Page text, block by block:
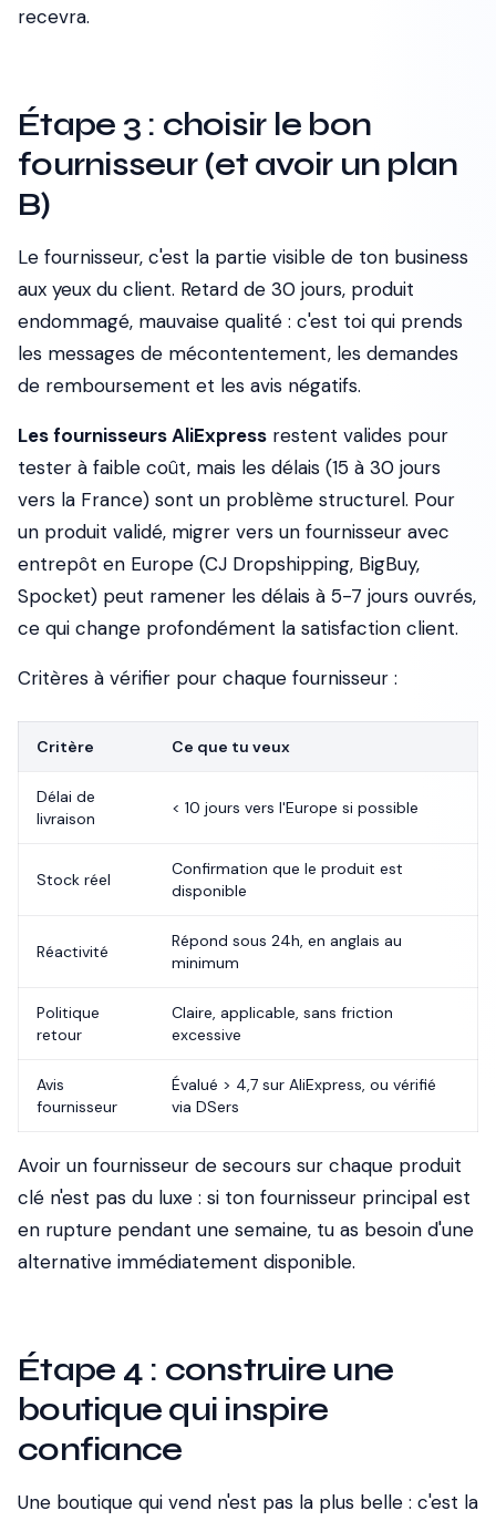
recevra.
Étape 3 : choisir le bon
fournisseur (et avoir un plan
B)
Le fournisseur, c'est la partie visible de ton business
aux yeux du client. Retard de 30 jours, produit
endommagé, mauvaise qualité : c'est toi qui prends
les messages de mécontentement, les demandes
de remboursement et les avis négatifs.
Les fournisseurs AliExpress restent valides pour
tester à faible coût, mais les délais (15 à 30 jours
vers la France) sont un problème structurel. Pour
un produit validé, migrer vers un fournisseur avec
entrepôt en Europe (CJ Dropshipping, BigBuy,
Spocket) peut ramener les délais à 5-7 jours ouvrés,
ce qui change profondément la satisfaction client.
Critères à vérifier pour chaque fournisseur :
Critère Ce que tu veux
Délai de
livraison
< 10 jours vers l'Europe si possible
Stock réel
Confirmation que le produit est
disponible
Réactivité
Répond sous 24h, en anglais au
minimum
Politique
retour
Claire, applicable, sans friction
excessive
Avis
fournisseur
Évalué > 4,7 sur AliExpress, ou vérifié
via DSers
Avoir un fournisseur de secours sur chaque produit
clé n'est pas du luxe : si ton fournisseur principal est
en rupture pendant une semaine, tu as besoin d'une
alternative immédiatement disponible.
Étape 4 : construire une
boutique qui inspire
confiance
Une boutique qui vend n'est pas la plus belle : c'est la